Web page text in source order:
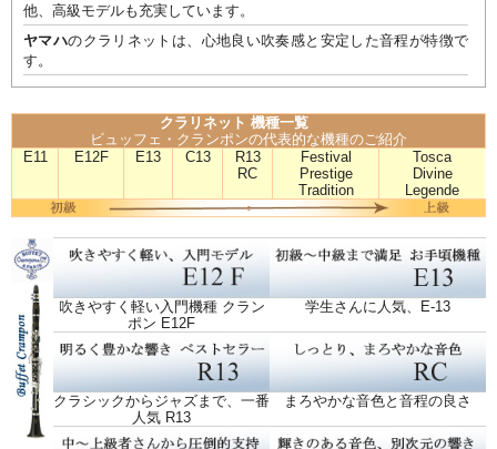
他、高級モデルも充実しています。
ヤマハのクラリネットは、心地良い吹奏感と安定した音程が特徴で
す。
クラリネット 機種一覧
ビュッフェ・クランポンの代表的な機種のご紹介
E11
E12F E13 C13
R13
RC
Festival
Prestige
Tradition
Tosca
Divine
Legende
吹きやすく軽い入門機種 クラン
ポン E12F
学生さんに人気、E-13
クラシックからジャズまで、一番
人気 R13
まろやかな音色と音程の良さ